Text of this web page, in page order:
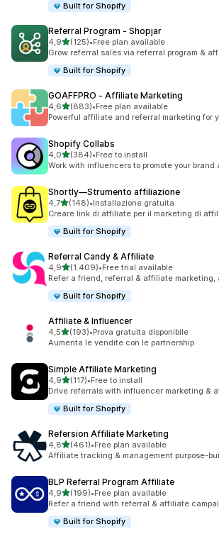
Built for Shopify
Referral Program ‑ Shopjar
4,9stelle su 5
(125)
125 recensioni totali
•Free plan available
Grow referral sales via referral program &
Built for Shopify
GOAFFPRO ‑ Affiliate Marketing
4,6stelle su 5
(883)
883 recensioni totali
•Free plan available
Powerful affiliate and referral marketing for
Shopify Collabs
4,0stelle su 5
(384)
384 recensioni totali
•Free to install
Work with influencers to promote your brand
Shortly—Strumento affiliazione
4,7stelle su 5
(148)
148 recensioni totali
•Installazione gratuita
Creare link di affiliate per il marketing di
Built for Shopify
Referral Candy & Affiliate
4,9stelle su 5
(1.409)
1409 recensioni totali
•Free trial available
Refer a friend, referral & affiliate marketing,
Built for Shopify
Affiliate & Influencer
4,5stelle su 5
(193)
193 recensioni totali
•Prova gratuita disponibile
Aumenta le vendite con le partnership
Simple Affiliate Marketing
4,9stelle su 5
(117)
117 recensioni totali
•Free to install
Drive referrals with influencer marketing &
Built for Shopify
Refersion Affiliate Marketing
4,8stelle su 5
(461)
461 recensioni totali
•Free plan available
Affiliate tracking & management purpose-
BLP Referral Program Affiliate
4,9stelle su 5
(199)
199 recensioni totali
•Free plan available
Refer a friend with referral & affiliate
Built for Shopify